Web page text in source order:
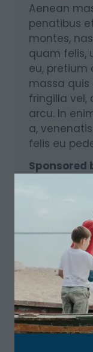
Aenean
penatibus
montes,
quam felis,
eu, pretium
massa quis
fringilla vel,
arcu. In
a,
felis eu
Sponsored
Chairperson